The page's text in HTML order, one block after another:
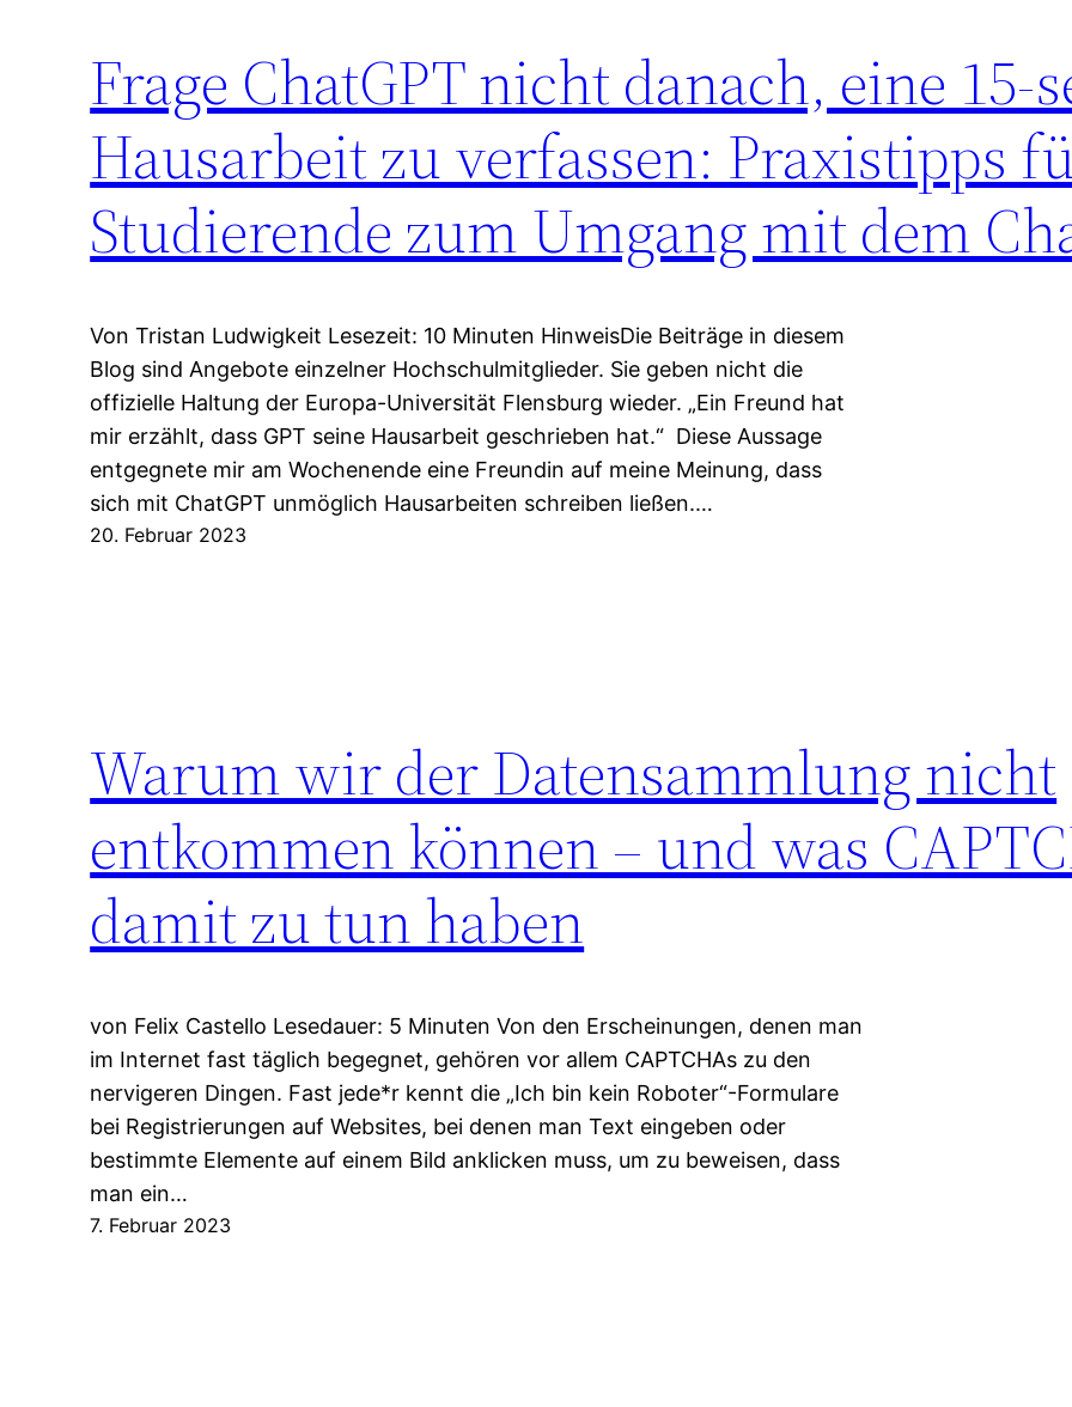
Frage ChatGPT nicht danach, eine 15-
Hausarbeit zu verfassen: Praxistipps
Studierende zum Umgang mit dem
Von Tristan Ludwigkeit Lesezeit: 10 Minuten HinweisDie Beiträge in diesem
Blog sind Angebote einzelner Hochschulmitglieder. Sie geben nicht die
offizielle Haltung der Europa-Universität Flensburg wieder. „Ein Freund hat
mir erzählt, dass GPT seine Hausarbeit geschrieben hat.“ Diese Aussage
entgegnete mir am Wochenende eine Freundin auf meine Meinung, dass
sich mit ChatGPT unmöglich Hausarbeiten schreiben ließen.…
20. Februar 2023
Warum wir der Datensammlung nicht
entkommen können – und was
damit zu tun haben
von Felix Castello Lesedauer: 5 Minuten Von den Erscheinungen, denen man
im Internet fast täglich begegnet, gehören vor allem CAPTCHAs zu den
nervigeren Dingen. Fast jede*r kennt die „Ich bin kein Roboter“-Formulare
bei Registrierungen auf Websites, bei denen man Text eingeben oder
bestimmte Elemente auf einem Bild anklicken muss, um zu beweisen, dass
man ein…
7. Februar 2023